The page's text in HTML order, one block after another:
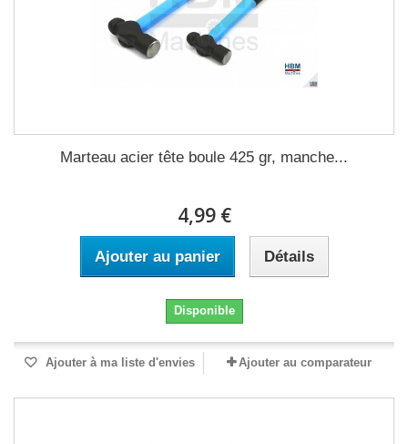
Marteau acier tête boule 425 gr, manche...
4,99 €
Ajouter au panier Détails
Disponible
Ajouter à ma liste d'envies Ajouter au comparateur